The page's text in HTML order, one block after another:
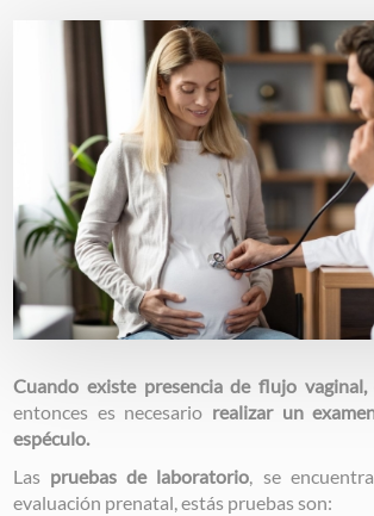
Image
Cuando existe presencia de flujo
entonces es necesario realizar un
espéculo.
Las pruebas de laboratorio, se
evaluación prenatal, estás pruebas son: